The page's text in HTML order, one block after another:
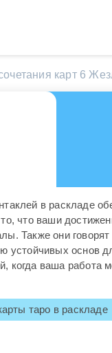
карт 6
в раскладе
что ваши
Также они
устойчивых основ
когда ваша работа
таро в раскладе